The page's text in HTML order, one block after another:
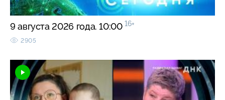
9 августа 2026 года. 10:00 16+
2905